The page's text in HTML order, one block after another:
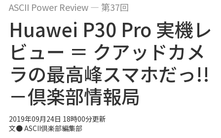
ASCII Power Review ― 第37回
Huawei P30 Pro 実機レ
ビュー ＝ クアッドカメ
ラの最高峰スマホだっ!!
－倶楽部情報局
2019年09月24日 18時00分更新
文● ASCII倶楽部編集部